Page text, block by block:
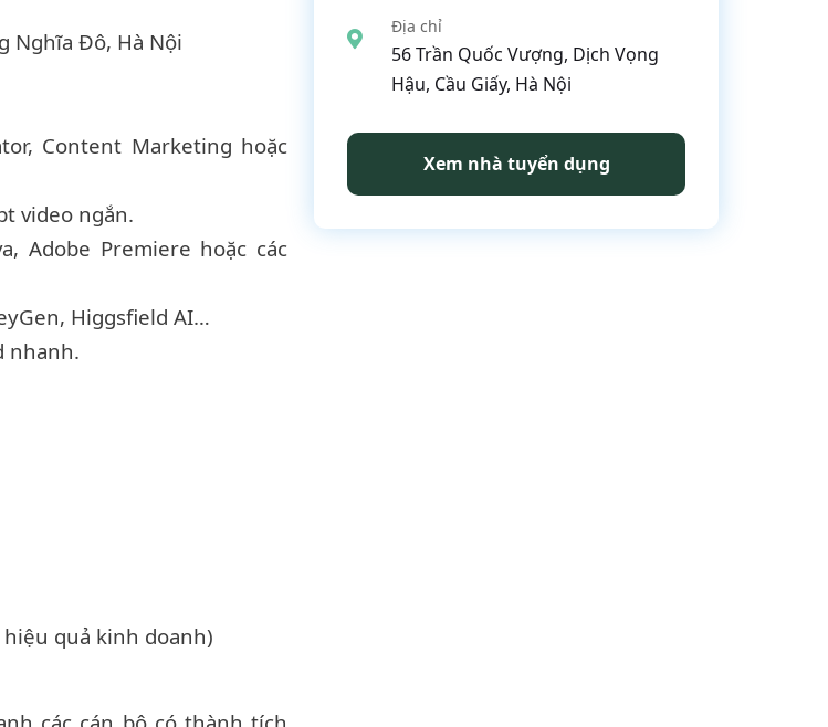
Nghĩa Đô, Hà Nội
Content Marketing hoặc
video ngắn.
Adobe Premiere hoặc các
Higgsfield AI…
nhanh.
quả kinh doanh)
Địa chỉ
56 Trần Quốc Vượng, Dịch Vọng
Hậu, Cầu Giấy, Hà Nội
Xem nhà tuyển dụng